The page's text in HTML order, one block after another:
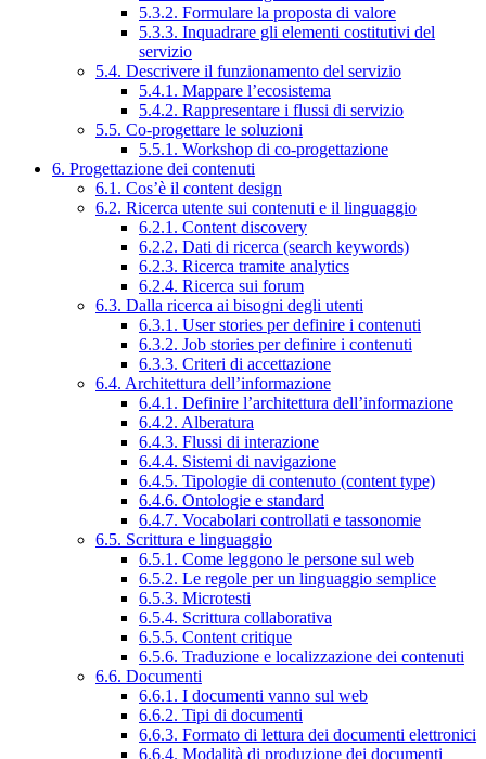
5.3.2. Formulare la proposta di valore
5.3.3. Inquadrare gli elementi costitutivi del
servizio
5.4. Descrivere il funzionamento del servizio
5.4.1. Mappare l’ecosistema
5.4.2. Rappresentare i flussi di servizio
5.5. Co-progettare le soluzioni
5.5.1. Workshop di co-progettazione
6. Progettazione dei contenuti
6.1. Cos’è il content design
6.2. Ricerca utente sui contenuti e il linguaggio
6.2.1. Content discovery
6.2.2. Dati di ricerca (search keywords)
6.2.3. Ricerca tramite analytics
6.2.4. Ricerca sui forum
6.3. Dalla ricerca ai bisogni degli utenti
6.3.1. User stories per definire i contenuti
6.3.2. Job stories per definire i contenuti
6.3.3. Criteri di accettazione
6.4. Architettura dell’informazione
6.4.1. Definire l’architettura dell’informazione
6.4.2. Alberatura
6.4.3. Flussi di interazione
6.4.4. Sistemi di navigazione
6.4.5. Tipologie di contenuto (content type)
6.4.6. Ontologie e standard
6.4.7. Vocabolari controllati e tassonomie
6.5. Scrittura e linguaggio
6.5.1. Come leggono le persone sul web
6.5.2. Le regole per un linguaggio semplice
6.5.3. Microtesti
6.5.4. Scrittura collaborativa
6.5.5. Content critique
6.5.6. Traduzione e localizzazione dei contenuti
6.6. Documenti
6.6.1. I documenti vanno sul web
6.6.2. Tipi di documenti
6.6.3. Formato di lettura dei documenti elettronici
6.6.4. Modalità di produzione dei documenti